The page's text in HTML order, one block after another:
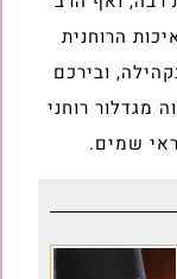
הרוחנית
ובירכם
מגדלור רוחני
שמים.